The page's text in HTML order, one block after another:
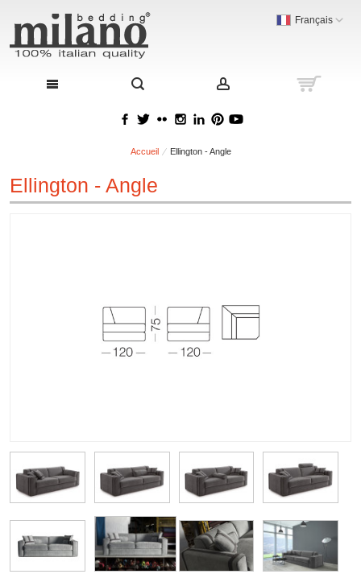
Français
Accueil Ellington - Angle
Ellington - Angle